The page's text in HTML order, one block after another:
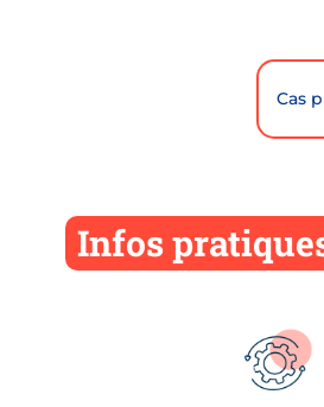
Cas
Infos